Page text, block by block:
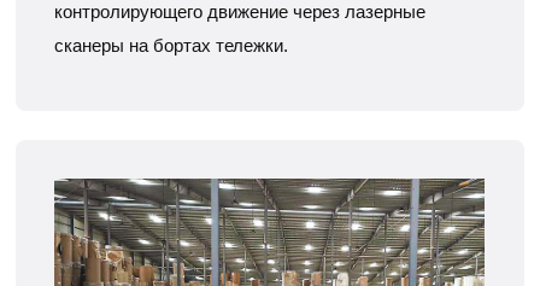
контролирующего движение через лазерные
сканеры на бортах тележки.